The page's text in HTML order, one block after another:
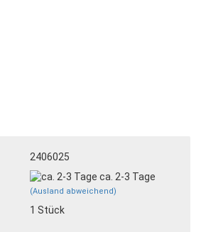
2406025
ca. 2-3 Tage
(Ausland abweichend)
1 Stück